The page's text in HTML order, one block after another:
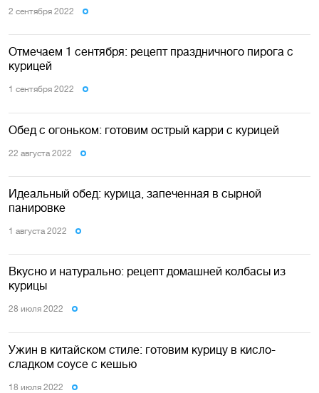
2 сентября 2022
Отмечаем 1 сентября: рецепт праздничного пирога с
курицей
1 сентября 2022
Обед с огоньком: готовим острый карри с курицей
22 августа 2022
Идеальный обед: курица, запеченная в сырной
панировке
1 августа 2022
Вкусно и натурально: рецепт домашней колбасы из
курицы
28 июля 2022
Ужин в китайском стиле: готовим курицу в кисло-
сладком соусе с кешью
18 июля 2022